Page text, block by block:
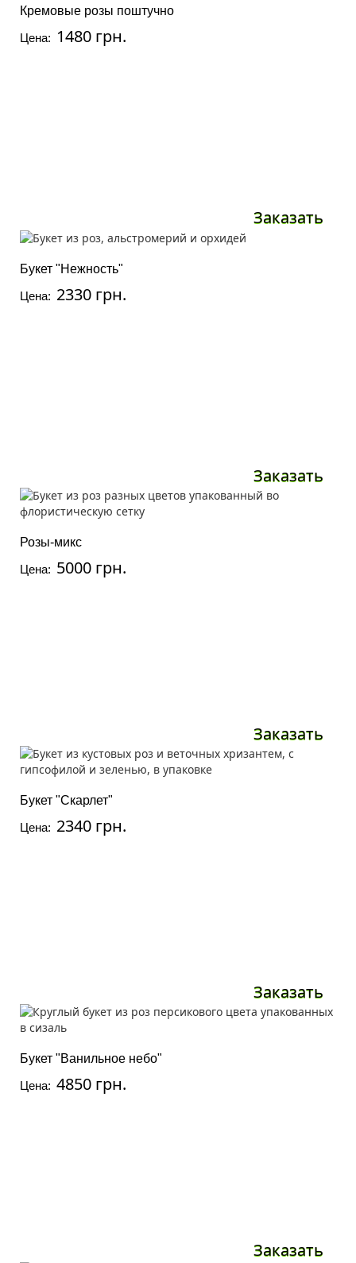
Кремовые розы поштучно
Цена: 1480 грн.
Заказать
Букет "Нежность"
Цена: 2330 грн.
Заказать
Розы-микс
Цена: 5000 грн.
Заказать
Букет "Скарлет"
Цена: 2340 грн.
Заказать
Букет "Ванильное небо"
Цена: 4850 грн.
Заказать